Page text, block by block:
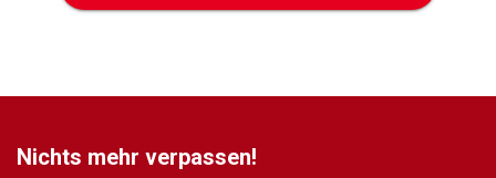
Nichts mehr verpassen!